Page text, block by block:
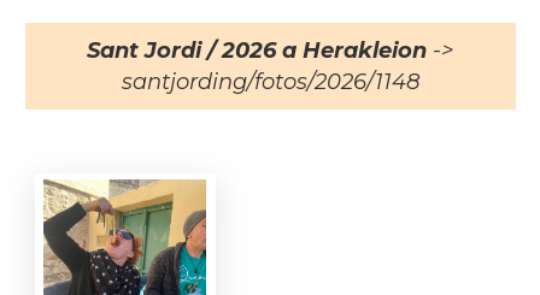
Sant Jordi / 2026 a Herakleion ->
santjording/fotos/2026/1148